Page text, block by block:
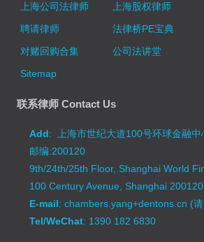
上海公司法律师
上海股权律师
聘请律师
法律桥PE宝典
对赌回购合集
公司法讲堂
Sitemap
联系律师 Contact Us
Add: 上海市世纪大道100号环球金融
邮编:200120
9th/24th/25th Floor, Shanghai World
100 Century Avenue, Shanghai
E-mail: chambers.yang+dentons.cn (
Tel/WeChat: 1390 182 6830